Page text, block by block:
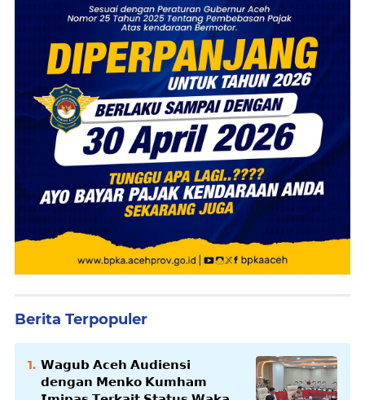
Berita Terpopuler
𝗪𝗮𝗴𝘂𝗯 𝗔𝗰𝗲𝗵 𝗔𝘂𝗱𝗶𝗲𝗻𝘀𝗶
𝗱𝗲𝗻𝗴𝗮𝗻 𝗠𝗲𝗻𝗸𝗼 𝗞𝘂𝗺𝗵𝗮𝗺